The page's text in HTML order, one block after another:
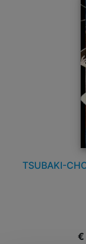
TSUBAKI-
€